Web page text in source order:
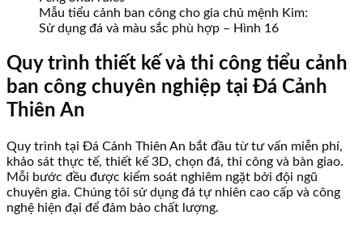
Mẫu tiểu cảnh ban công cho gia chủ mệnh Kim:
Sử dụng đá và màu sắc phù hợp – Hình 16
Quy trình thiết kế và thi công tiểu cảnh
ban công chuyên nghiệp tại Đá Cảnh
Thiên An
Quy trình tại Đá Cảnh Thiên An bắt đầu từ tư vấn miễn phí,
khảo sát thực tế, thiết kế 3D, chọn đá, thi công và bàn giao.
Mỗi bước đều được kiểm soát nghiêm ngặt bởi đội ngũ
chuyên gia. Chúng tôi sử dụng đá tự nhiên cao cấp và công
nghệ hiện đại để đảm bảo chất lượng.